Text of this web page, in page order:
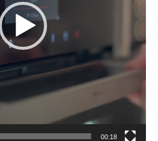
00:18